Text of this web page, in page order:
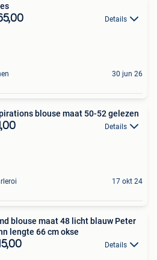
Details
30 jun 26
blouse maat 50-52 gelezen
Details
17 okt 24
blouse maat 48 licht blauw Peter
lengte 66 cm okse
Details